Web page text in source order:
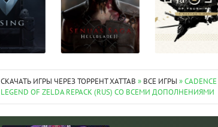
СКАЧАТЬ ИГРЫ ЧЕРЕЗ ТОРРЕНТ XATTAB » ВСЕ ИГРЫ »
LEGEND OF ZELDA REPACK (RUS) СО ВСЕМИ ДОПОЛНЕНИЯМИ